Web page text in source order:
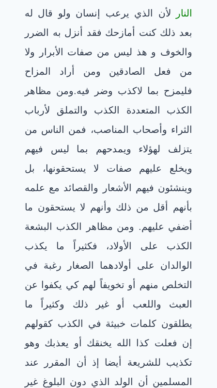
النار
لأن الذي يرعب إنسان ولو قال له
بعد ذلك كنت أمازحك فقد أنزل به الضرر
والخوف و هذ ليس من صفات الأبرار ولا
من فعل الصادقين ومن أراد المزاح
فليمزح بما لاكذب وضر فيه.ومن مظاهر
الكذب المتعددة الكذب والتملق لأرباب
الثراء وأصحاب المناصب، فمن الناس من
يتزلف لهؤلاء ويمدحهم بما ليس فيهم
ويخلع عليهم صفات لا يستحقونها، بل
وينشئون فيهم الأشعار والقصائد مع علمه
بأنهم أقل من ذلك وأنهم لا يستحقون ما
أضفي عليهم. ومن مظاهر الكذب البشعة
الكذب على الأولاد، فكثيراً ما يكذب
الوالدان على أولادهما الصغار رغبة في
التخلص منهم أو تخويفاً لهم كي يكفوا عن
العبث واللعب أو غير ذلك وكثيراً ما
يطلقون كلمات خبيثة في الكذب كقولهم
إن فعلت كذا الله يخنقك أو يعذبك وهو
تكذيب للشريعة أيضا إذ أن المقرر عند
المسلمين أن الولد الذي دون البلوغ غير